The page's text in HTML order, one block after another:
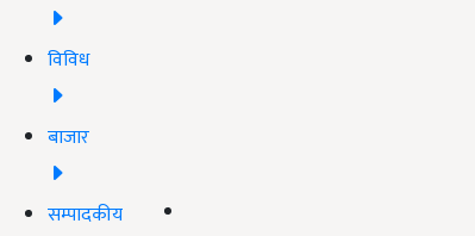
विविध
बाजार
सम्पादकीय